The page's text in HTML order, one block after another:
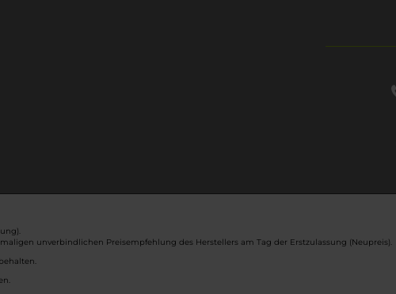
unverbindlichen Preisempfehlung des Herstellers am Tag der Erstzulassung (Neupreis).